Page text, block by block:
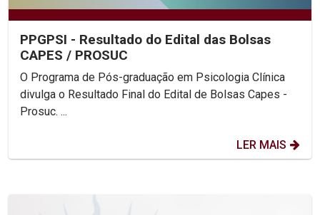
PPGPSI - Resultado do Edital das Bolsas
CAPES / PROSUC
O Programa de Pós-graduação em Psicologia Clínica
divulga o Resultado Final do Edital de Bolsas Capes -
Prosuc. ...
LER MAIS